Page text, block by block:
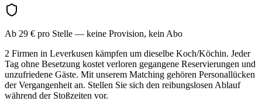
Ab 29 € pro Stelle — keine Provision, kein Abo
2 Firmen in Leverkusen kämpfen um dieselbe Koch/Köchin. Jeder
Tag ohne Besetzung kostet verloren gegangene Reservierungen und
unzufriedene Gäste. Mit unserem Matching gehören Personallücken
der Vergangenheit an. Stellen Sie sich den reibungslosen Ablauf
während der Stoßzeiten vor.